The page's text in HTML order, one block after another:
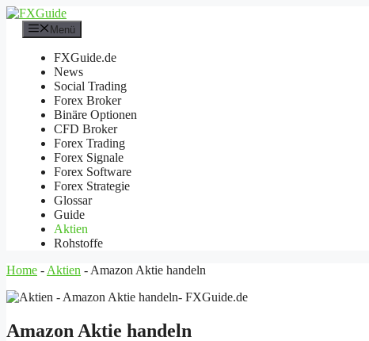
Zum
Inhalt
springen
Menü
FXGuide.de
News
Social Trading
Forex Broker
Binäre Optionen
CFD Broker
Forex Trading
Forex Signale
Forex Software
Forex Strategie
Glossar
Guide
Aktien
Rohstoffe
Home - Aktien - Amazon Aktie handeln
Amazon Aktie handeln